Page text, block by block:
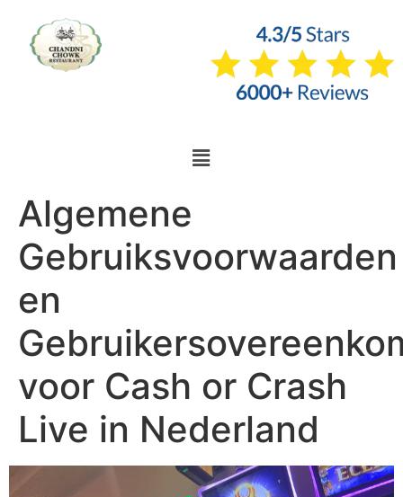
Algemene
Gebruiksvoorwaarden
en
voor Cash or Crash
Live in Nederland